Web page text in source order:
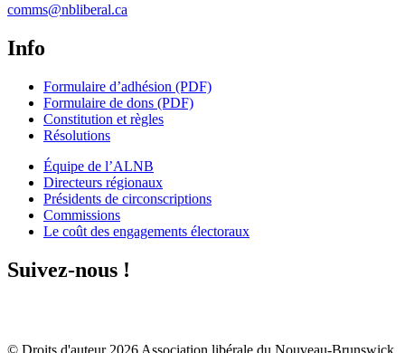
comms@nbliberal.ca
Info
Formulaire d’adhésion (PDF)
Formulaire de dons (PDF)
Constitution et règles
Résolutions
Équipe de l’ALNB
Directeurs régionaux
Présidents de circonscriptions
Commissions
Le coût des engagements électoraux
Suivez-nous !
© Droits d'auteur 2026 Association libérale du Nouveau-Brunswick